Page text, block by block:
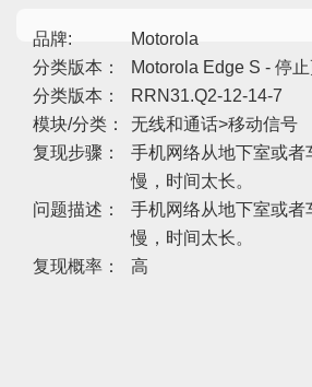
品牌:
Motorola
分类版本：
Motorola Edge S - 停
分类版本：
RRN31.Q2-12-14-7
模块/分类：
无线和通话>移动信号
复现步骤：
手机网络从地下室或者
慢，时间太长。
问题描述：
手机网络从地下室或者
慢，时间太长。
复现概率：
高